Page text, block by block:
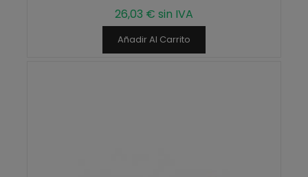
26,03 € sin IVA
Añadir Al Carrito